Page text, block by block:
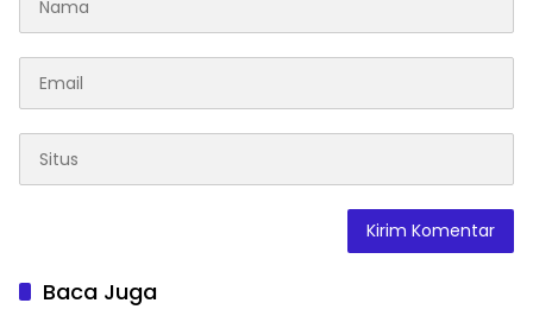
Baca Juga